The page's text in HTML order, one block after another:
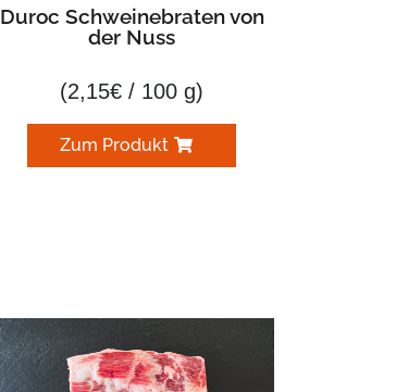
Duroc Schweinebraten von
der Nuss
(2,15€ / 100 g)
Zum Produkt